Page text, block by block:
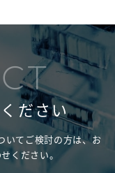
ださい
いてご検討の方は、お
ください。